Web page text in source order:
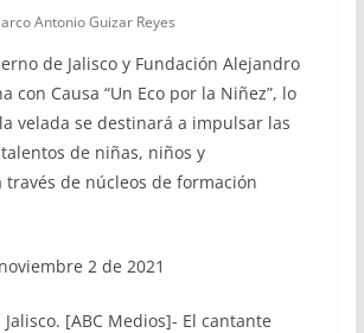
Antonio Guizar Reyes
de Jalisco y Fundación Alejandro
con Causa “Un Eco por la Niñez”, lo
velada se destinará a impulsar las
de niñas, niños y
través de núcleos de formación
2 de 2021
Jalisco. [ABC Medios]- El cantante